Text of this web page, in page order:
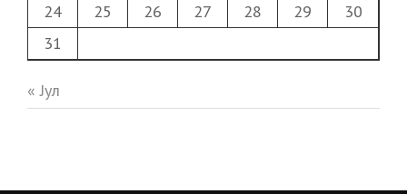
24
25 26 27 28 29
30
31
« Јул